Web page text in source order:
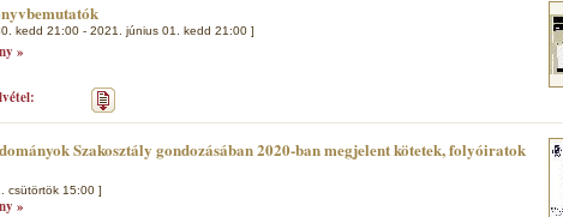
kedd 21:00 - 2021. június 01. kedd 21:00 ]
»
Szakosztály gondozásában 2020-ban megjelent kötetek, folyóiratok
csütörtök 15:00 ]
»